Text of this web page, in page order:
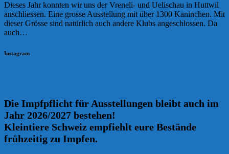
Dieses Jahr konnten wir uns der Vreneli- und Uelischau in Huttwil
anschliessen. Eine grosse Ausstellung mit über 1300 Kaninchen. Mit
dieser Grösse sind natürlich auch andere Klubs angeschlossen. Da
auch…
Instagram
Die Impfpflicht für Ausstellungen bleibt auch im
Jahr 2026/2027 bestehen!
Kleintiere Schweiz empfiehlt eure Bestände
frühzeitig zu Impfen.